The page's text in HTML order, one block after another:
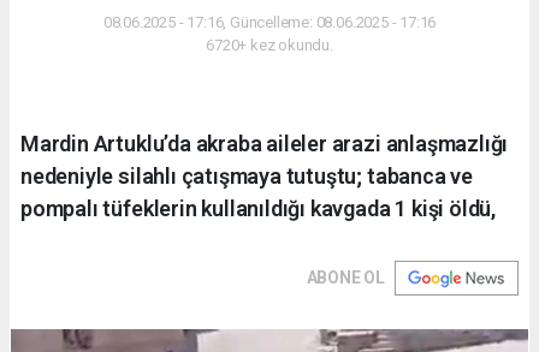
08.06.2025 - 17:16, Güncelleme: 08.06.2025 - 17:16
6720+ kez okundu.
Mardin Artuklu’da akraba aileler arazi anlaşmazlığı
nedeniyle silahlı çatışmaya tutuştu; tabanca ve
pompalı tüfeklerin kullanıldığı kavgada 1 kişi öldü,
ABONE OL